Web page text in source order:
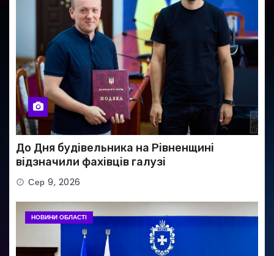
До Дня будівельника на Рівненщині
відзначили фахівців галузі
Сер 9, 2026
НОВИНИ ОБЛАСТІ